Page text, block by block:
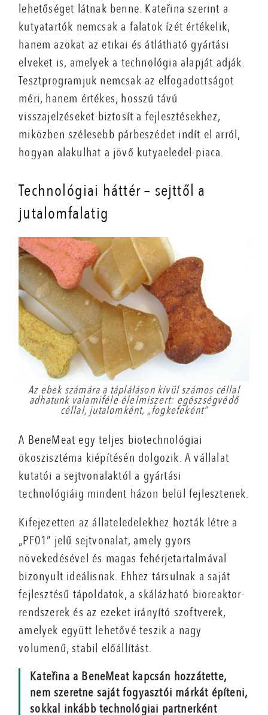
lehetőséget látnak benne. Kateřina szerint a
kutyatartók nemcsak a falatok ízét értékelik,
hanem azokat az etikai és átlátható gyártási
elveket is, amelyek a technológia alapját adják.
Tesztprogramjuk nemcsak az elfogadottságot
méri, hanem értékes, hosszú távú
visszajelzéseket biztosít a fejlesztésekhez,
miközben szélesebb párbeszédet indít el arról,
hogyan alakulhat a jövő kutyaeledel-piaca.
Technológiai háttér – sejttől a
jutalomfalatig
Az ebek számára a tápláláson kívül számos céllal
adhatunk valamiféle élelmiszert: egészségvédő
céllal, jutalomként, „fogkefeként”
A BeneMeat egy teljes biotechnológiai
ökoszisztéma kiépítésén dolgozik. A vállalat
kutatói a sejtvonalaktól a gyártási
technológiáig mindent házon belül fejlesztenek.
Kifejezetten az állateledelekhez hozták létre a
„PF01” jelű sejtvonalat, amely gyors
növekedésével és magas fehérjetartalmával
bizonyult ideálisnak. Ehhez társulnak a saját
fejlesztésű tápoldatok, a skálázható bioreaktor-
rendszerek és az ezeket irányító szoftverek,
amelyek együtt lehetővé teszik a nagy
volumenű, stabil előállítást.
Kateřina a BeneMeat kapcsán hozzátette,
nem szeretne saját fogyasztói márkát építeni,
sokkal inkább technológiai partnerként